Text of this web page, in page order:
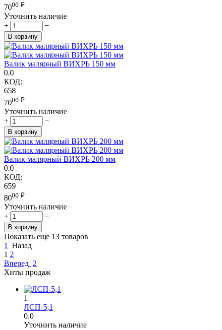
7000 ₽
Уточнить наличие
+
−
В корзину
Валик малярный ВИХРЬ 150 мм
0.0
КОД:
658
7000 ₽
Уточнить наличие
+
−
В корзину
Валик малярный ВИХРЬ 200 мм
0.0
КОД:
659
8000 ₽
Уточнить наличие
+
−
В корзину
Показать еще 13 товаров
1 Назад
1 2
Вперед 2
Хиты продаж
1
ЛСП-5,1
0.0
Уточнить наличие